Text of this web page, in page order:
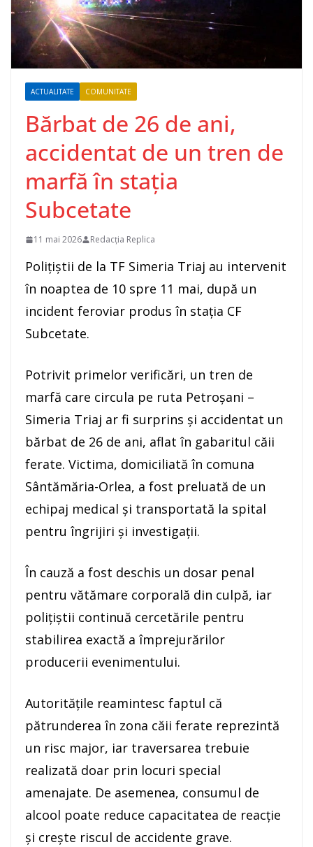
ACTUALITATE COMUNITATE
Bărbat de 26 de ani,
accidentat de un tren de
marfă în stația
Subcetate
11 mai 2026 Redacția Replica
Polițiștii de la TF Simeria Triaj au intervenit
în noaptea de 10 spre 11 mai, după un
incident feroviar produs în stația CF
Subcetate.
Potrivit primelor verificări, un tren de
marfă care circula pe ruta Petroșani –
Simeria Triaj ar fi surprins și accidentat un
bărbat de 26 de ani, aflat în gabaritul căii
ferate. Victima, domiciliată în comuna
Sântămăria-Orlea, a fost preluată de un
echipaj medical și transportată la spital
pentru îngrijiri și investigații.
În cauză a fost deschis un dosar penal
pentru vătămare corporală din culpă, iar
polițiștii continuă cercetările pentru
stabilirea exactă a împrejurărilor
producerii evenimentului.
Autoritățile reamintesc faptul că
pătrunderea în zona căii ferate reprezintă
un risc major, iar traversarea trebuie
realizată doar prin locuri special
amenajate. De asemenea, consumul de
alcool poate reduce capacitatea de reacție
și crește riscul de accidente grave.